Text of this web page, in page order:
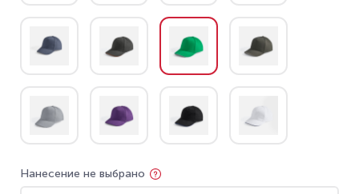
Нанесение не выбрано